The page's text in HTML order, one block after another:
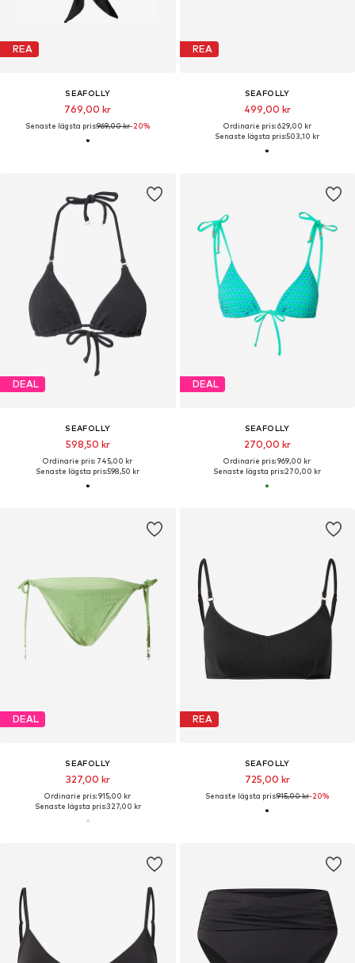
REA
SEAFOLLY
769,00 kr
Senaste lägsta pris:969,00 kr-20%
REA
SEAFOLLY
499,00 kr
Ordinarie pris: 629,00 kr
Senaste lägsta pris:503,10 kr
DEAL
SEAFOLLY
598,50 kr
Ordinarie pris: 745,00 kr
Senaste lägsta pris:598,50 kr
DEAL
SEAFOLLY
270,00 kr
Ordinarie pris: 969,00 kr
Senaste lägsta pris:270,00 kr
DEAL
SEAFOLLY
327,00 kr
Ordinarie pris: 915,00 kr
Senaste lägsta pris:327,00 kr
REA
SEAFOLLY
725,00 kr
Senaste lägsta pris:915,00 kr-20%